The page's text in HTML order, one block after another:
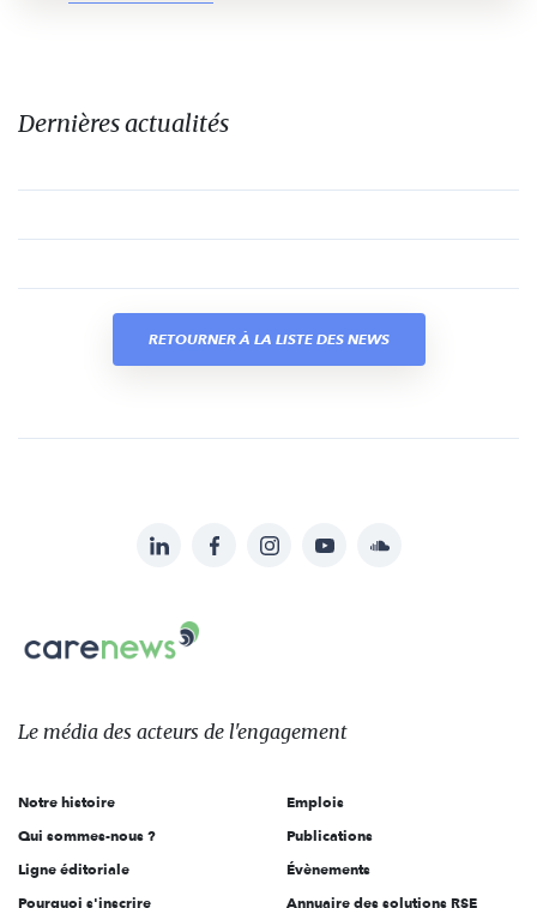
Dernières actualités
RETOURNER À LA LISTE DES NEWS
sur:
LinkedInFacebookInstagramYouTubeSoundcloud
Le
des
l'engagement
Le média des acteurs de l'engagement
Notre histoire
Qui sommes-nous ?
Ligne éditoriale
Pourquoi s'inscrire
Emplois
Publications
Évènements
Annuaire des solutions RSE